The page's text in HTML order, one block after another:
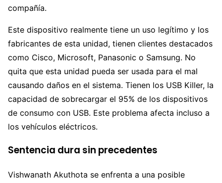
compañía.
Este dispositivo realmente tiene un uso legítimo y los
fabricantes de esta unidad, tienen clientes destacados
como Cisco, Microsoft, Panasonic o Samsung. No
quita que esta unidad pueda ser usada para el mal
causando daños en el sistema. Tienen los USB Killer, la
capacidad de sobrecargar el 95% de los dispositivos
de consumo con USB. Este problema afecta incluso a
los vehículos eléctricos.
Sentencia dura sin precedentes
Vishwanath Akuthota se enfrenta a una posible